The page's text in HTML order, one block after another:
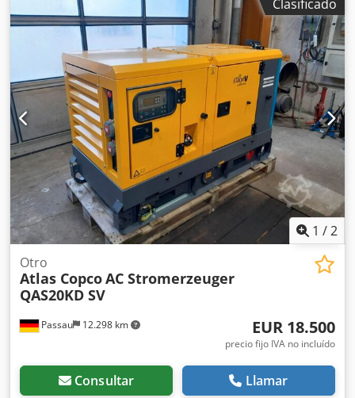
Clasificado
1 /2
Passau 12.298 km
Otro
Atlas CopcoAC Stromerzeuger
QAS20KD SV
EUR 18.500
precio fijo IVA no incluído
Consultar Llamar